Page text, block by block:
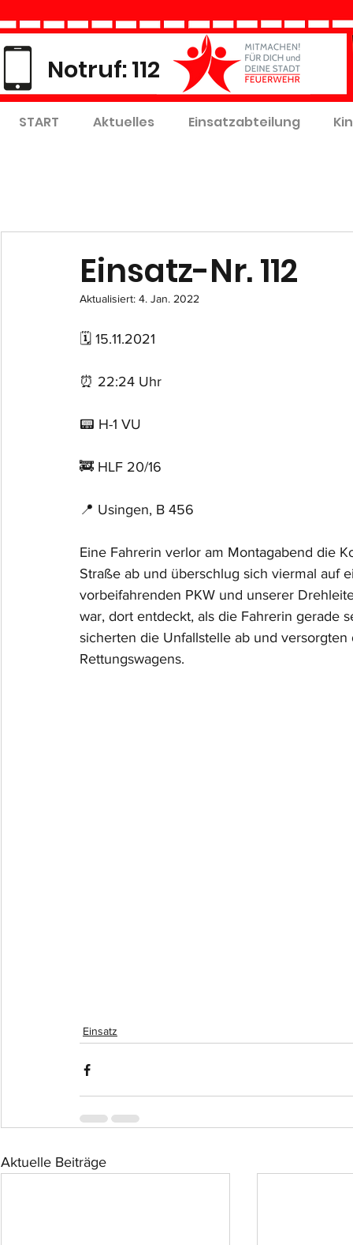
Notruf: 112
START Aktuelles Einsatzabteilung
Einsatz-Nr. 112
Aktualisiert: 4. Jan. 2022
🗓 15.11.2021
⏰ 22:24 Uhr
📟 H-1 VU
🚒 HLF 20/16
📍 Usingen, B 456
Eine Fahrerin verlor am Montagabend die
Straße ab und überschlug sich viermal auf
vorbeifahrenden PKW und unserer
war, dort entdeckt, als die Fahrerin gerade
sicherten die Unfallstelle ab und
Rettungswagens.
Einsatz
Aktuelle Beiträge